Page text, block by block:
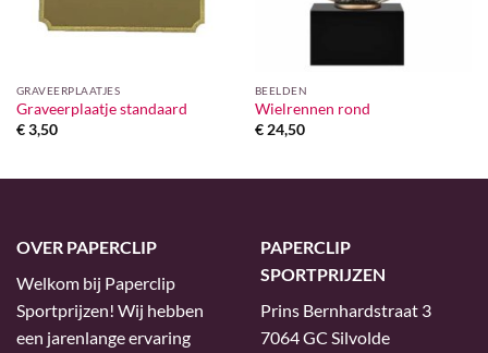
GRAVEERPLAATJES
Graveerplaatje standaard
€3,50
BEELDEN
Wielrennen rond
€24,50
OVER PAPERCLIP
Welkom bij Paperclip
Sportprijzen! Wij hebben
een jarenlange ervaring
PAPERCLIP
SPORTPRIJZEN
Prins Bernhardstraat 3
7064 GC Silvolde